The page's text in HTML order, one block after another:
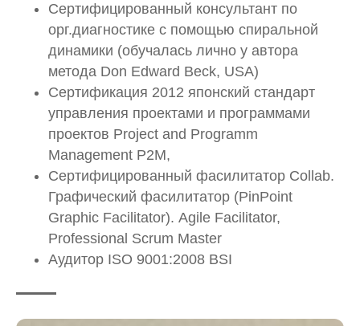
Сертифицированный консультант по
орг.диагностике с помощью спиральной
динамики (обучалась лично у автора
метода Don Edward Beck, USA)
Сертификация 2012 японский стандарт
управления проектами и программами
проектов Project and Programm
Management P2M,
Сертифицированный фасилитатор Collab.
Графический фасилитатор (PinPoint
Graphic Facilitator). Agile Facilitator,
Professional Scrum Master
Аудитор ISO 9001:2008 BSI